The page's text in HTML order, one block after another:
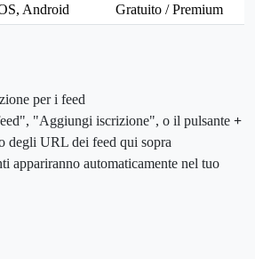
Android Gratuito / Premium
per i feed
"Aggiungi iscrizione", o il pulsante +
degli URL dei feed qui sopra
appariranno automaticamente nel tuo